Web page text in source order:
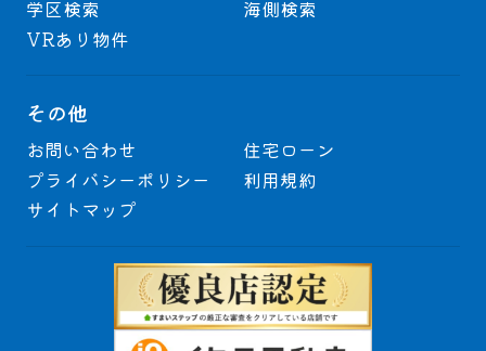
学区検索
海側検索
VRあり物件
その他
お問い合わせ
住宅ローン
プライバシーポリシー
利用規約
サイトマップ